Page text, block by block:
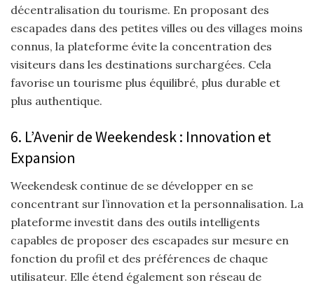
décentralisation du tourisme. En proposant des
escapades dans des petites villes ou des villages moins
connus, la plateforme évite la concentration des
visiteurs dans les destinations surchargées. Cela
favorise un tourisme plus équilibré, plus durable et
plus authentique.
6. L’Avenir de Weekendesk : Innovation et
Expansion
Weekendesk continue de se développer en se
concentrant sur l’innovation et la personnalisation. La
plateforme investit dans des outils intelligents
capables de proposer des escapades sur mesure en
fonction du profil et des préférences de chaque
utilisateur. Elle étend également son réseau de